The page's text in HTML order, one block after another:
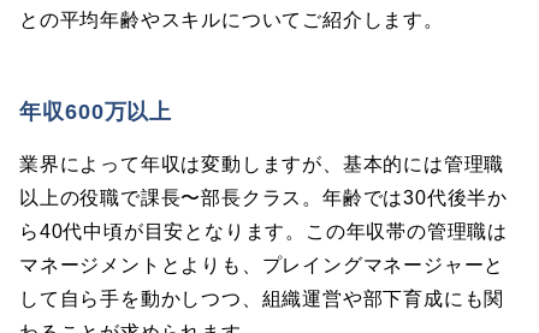
との平均年齢やスキルについてご紹介します。
年収600万以上
業界によって年収は変動しますが、基本的には管理職
以上の役職で課長〜部長クラス。年齢では30代後半か
ら40代中頃が目安となります。この年収帯の管理職は
マネージメントとよりも、プレイングマネージャーと
して自ら手を動かしつつ、組織運営や部下育成にも関